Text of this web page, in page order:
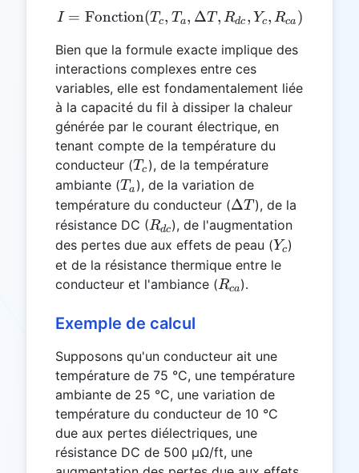
I = \text{Fonction}(T_c,
I = Fonction(Tc, Ta, ΔT , Rdc , Yc, Rca )
Bien que la formule exacte implique des
interactions complexes entre ces
variables, elle est fondamentalement liée
à la capacité du fil à dissiper la chaleur
générée par le courant électrique, en
tenant compte de la température du
conducteur (T_c
Tc ), de la température
ambiante (T_a
Ta ), de la variation de
température du conducteur (\Delta
T
ΔT ), de la
résistance DC (R_{dc}
Rdc), de l'augmentation
des pertes due aux effets de peau (Y_c
Yc)
et de la résistance thermique entre le
conducteur et l'ambiance (R_{ca}
Rca).
Exemple de calcul
Supposons qu'un conducteur ait une
température de 75 °C, une température
ambiante de 25 °C, une variation de
température du conducteur de 10 °C
due aux pertes diélectriques, une
résistance DC de 500 μΩ/ft, une